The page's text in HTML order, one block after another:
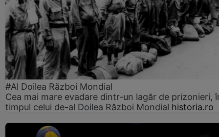
#Al Doilea Război Mondial
Cea mai mare evadare dintr-un lagăr de prizonieri,
timpul celui de-al Doilea Război Mondial historia.ro